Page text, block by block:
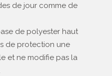
de jour comme de
de polyester haut
de protection une
et ne modifie pas la